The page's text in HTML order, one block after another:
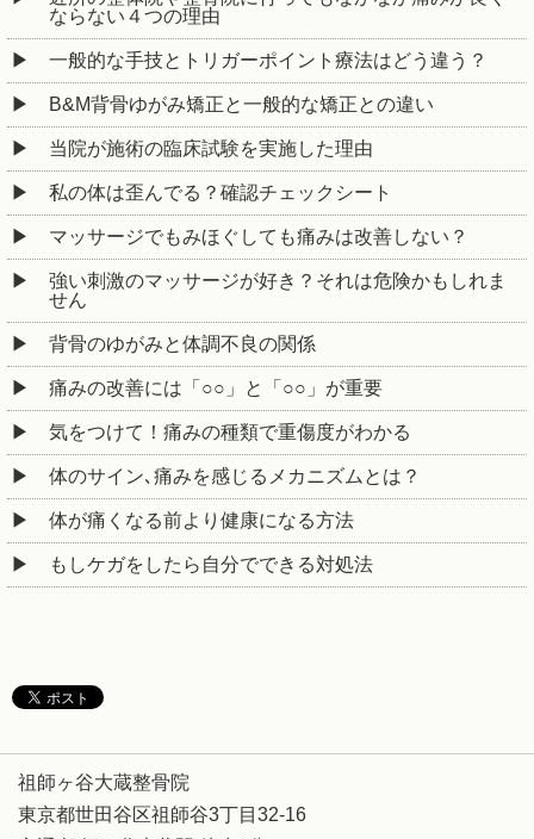
ならない４つの理由
一般的な手技とトリガーポイント療法はどう違う？
B&M背骨ゆがみ矯正と一般的な矯正との違い
当院が施術の臨床試験を実施した理由
私の体は歪んでる？確認チェックシート
マッサージでもみほぐしても痛みは改善しない？
強い刺激のマッサージが好き？それは危険かもしれま
せん
背骨のゆがみと体調不良の関係
痛みの改善には「○○」と「○○」が重要
気をつけて！痛みの種類で重傷度がわかる
体のサイン､痛みを感じるメカニズムとは？
体が痛くなる前より健康になる方法
もしケガをしたら自分でできる対処法
祖師ヶ谷大蔵整骨院
東京都世田谷区祖師谷3丁目32-16